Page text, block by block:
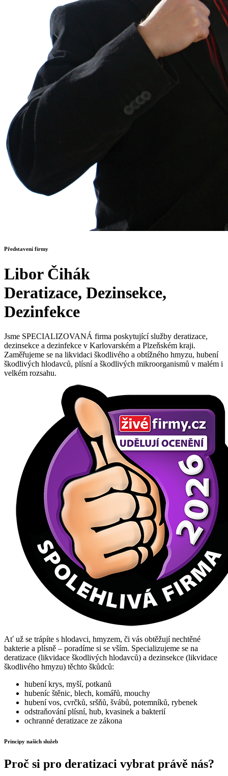
Představení firmy
Libor Čihák
Deratizace, Dezinsekce,
Dezinfekce
Jsme SPECIALIZOVANÁ firma poskytující služby deratizace,
dezinsekce a dezinfekce v Karlovarském a Plzeňském kraji.
Zaměřujeme se na likvidaci škodlivého a obtížného hmyzu, hubení
škodlivých hlodavců, plísní a škodlivých mikroorganismů v malém i
velkém rozsahu.
Ať už se trápíte s hlodavci, hmyzem, či vás obtěžují nechtěné
bakterie a plísně – poradíme si se vším. Specializujeme se na
deratizace (likvidace škodlivých hlodavců) a dezinsekce (likvidace
škodlivého hmyzu) těchto škůdců:
hubení krys, myší, potkanů
hubeníc štěnic, blech, komářů, mouchy
hubení vos, cvrčků, sršňů, švábů, potemníků, rybenek
odstraňování plísní, hub, kvasinek a bakterií
ochranné deratizace ze zákona
Principy našich služeb
Proč si pro deratizaci vybrat právě nás?